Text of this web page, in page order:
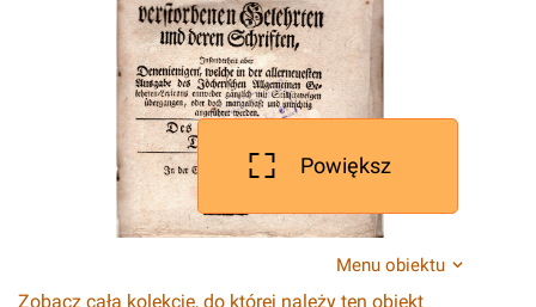
Powiększ
Menu obiektu
Zobacz całą kolekcję, do której należy ten obiekt